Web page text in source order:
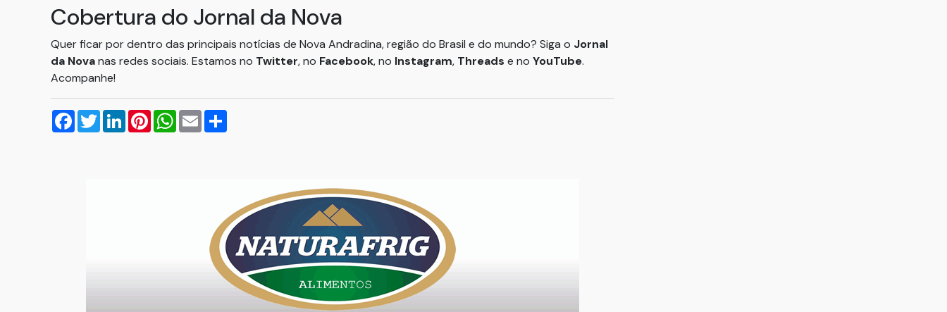
Cobertura do Jornal da Nova
Quer ficar por dentro das principais notícias de Nova Andradina, região do Brasil e do mundo? Siga o Jornal
da Novanas redes sociais. Estamos no Twitter, no Facebook, no Instagram, Threads e no YouTube.
Acompanhe!
Facebook
TwitterLinkedInPinterestWhatsApp
Email